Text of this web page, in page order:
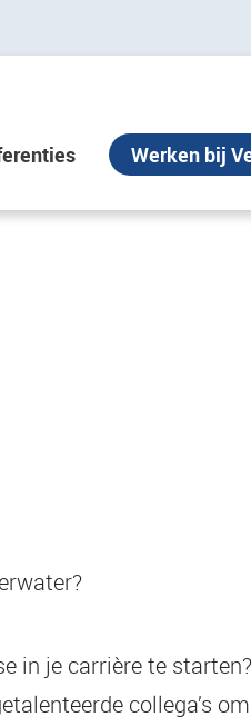
Werken bij
in je carrière te
collega’s